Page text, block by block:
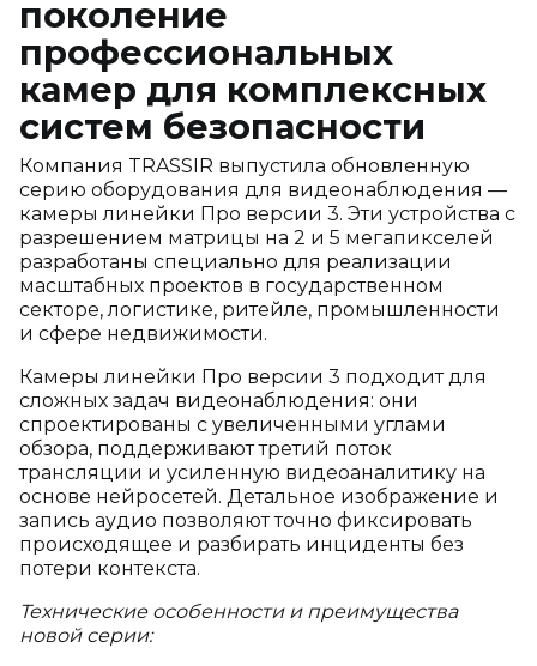
поколение
профессиональных
камер для комплексных
систем безопасности
Компания TRASSIR выпустила обновленную
серию оборудования для видеонаблюдения —
камеры линейки Про версии 3. Эти устройства с
разрешением матрицы на 2 и 5 мегапикселей
разработаны специально для реализации
масштабных проектов в государственном
секторе, логистике, ритейле, промышленности
и сфере недвижимости.
Камеры линейки Про версии 3 подходит для
сложных задач видеонаблюдения: они
спроектированы с увеличенными углами
обзора, поддерживают третий поток
трансляции и усиленную видеоаналитику на
основе нейросетей. Детальное изображение и
запись аудио позволяют точно фиксировать
происходящее и разбирать инциденты без
потери контекста.
Технические особенности и преимущества
новой серии: